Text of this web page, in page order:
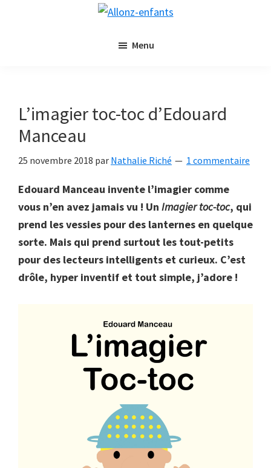
de
Nathalie
Menu
L’imagier toc-toc d’Edouard
Manceau
25 novembre 2018 par Nathalie Riché 1 commentaire
Edouard Manceau invente l’imagier comme
vous n’en avez jamais vu ! Un Imagier toc-toc, qui
prend les vessies pour des lanternes en quelque
sorte. Mais qui prend surtout les tout-petits
pour des lecteurs intelligents et curieux. C’est
drôle, hyper inventif et tout simple, j’adore !